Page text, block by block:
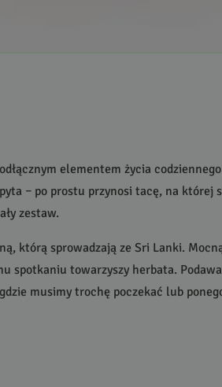
elementem życia
– po prostu przynosi tacę, na
zestaw.
którą sprowadzają ze Sri Lanki.
spotkaniu towarzyszy herbata.
musimy trochę poczekać lub